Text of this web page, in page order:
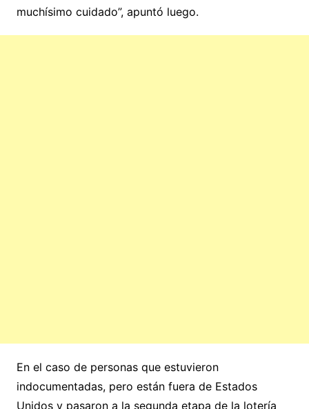
muchísimo cuidado”, apuntó luego.
En el caso de personas que estuvieron
indocumentadas, pero están fuera de Estados
Unidos y pasaron a la segunda etapa de la lotería